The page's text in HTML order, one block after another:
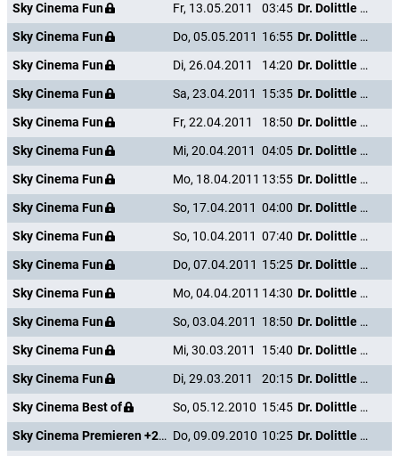
Sky Cinema Fun
Fr, 13.05.2011 03:45
Dr. Dolittle - Million Dollar Mutts
Sky Cinema Fun
Do, 05.05.2011 16:55
Dr. Dolittle - Million Dollar Mutts
Sky Cinema Fun
Di, 26.04.2011 14:20
Dr. Dolittle - Million Dollar Mutts
Sky Cinema Fun
Sa, 23.04.2011 15:35
Dr. Dolittle - Million Dollar Mutts
Sky Cinema Fun
Fr, 22.04.2011 18:50
Dr. Dolittle - Million Dollar Mutts
Sky Cinema Fun
Mi, 20.04.2011 04:05
Dr. Dolittle - Million Dollar Mutts
Sky Cinema Fun
Mo, 18.04.2011 13:55
Dr. Dolittle - Million Dollar Mutts
Sky Cinema Fun
So, 17.04.2011 04:00
Dr. Dolittle - Million Dollar Mutts
Sky Cinema Fun
So, 10.04.2011 07:40
Dr. Dolittle - Million Dollar Mutts
Sky Cinema Fun
Do, 07.04.2011 15:25
Dr. Dolittle - Million Dollar Mutts
Sky Cinema Fun
Mo, 04.04.2011 14:30
Dr. Dolittle - Million Dollar Mutts
Sky Cinema Fun
So, 03.04.2011 18:50
Dr. Dolittle - Million Dollar Mutts
Sky Cinema Fun
Mi, 30.03.2011 15:40
Dr. Dolittle - Million Dollar Mutts
Sky Cinema Fun
Di, 29.03.2011 20:15
Dr. Dolittle - Million Dollar Mutts
Sky Cinema Best of
So, 05.12.2010 15:45
Dr. Dolittle - Million Dollar Mutts
Sky Cinema Premieren +24 Do, 09.09.2010 10:25
Dr. Dolittle - Million Dollar Mutts